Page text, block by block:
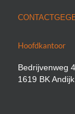
Hoofdkantoor
Bedrijvenweg 4
1619 BK Andijk